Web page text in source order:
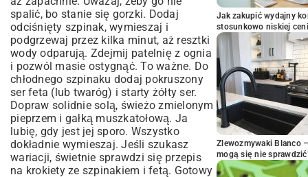
spalić, bo stanie się gorzki. Dodaj
odciśnięty szpinak, wymieszaj i
podgrzewaj przez kilka minut, aż resztki
wody odparują. Zdejmij patelnię z ognia
i pozwól masie ostygnąć. To ważne. Do
chłodnego szpinaku dodaj pokruszony
ser feta (lub twaróg) i starty żółty ser.
Dopraw solidnie solą, świeżo zmielonym
pieprzem i gałką muszkatołową. Ja
lubię, gdy jest jej sporo. Wszystko
dokładnie wymieszaj. Jeśli szukasz
wariacji, świetnie sprawdzi się przepis
na krokiety ze szpinakiem i fetą. Gotowy
Jak zakupić wydajny
stosunkowo niskiej
Zlewozmywaki Blanco
mogą się nie